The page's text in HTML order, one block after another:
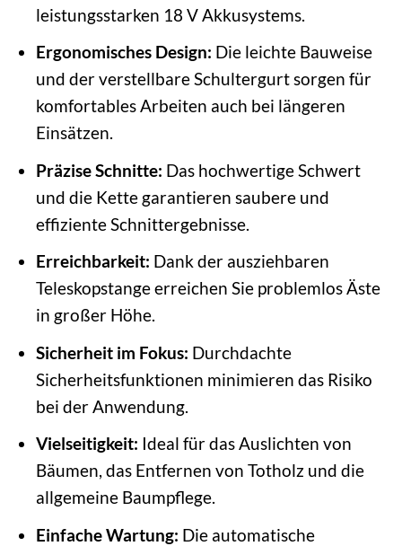
leistungsstarken 18 V Akkusystems.
Ergonomisches Design: Die leichte Bauweise
und der verstellbare Schultergurt sorgen für
komfortables Arbeiten auch bei längeren
Einsätzen.
Präzise Schnitte: Das hochwertige Schwert
und die Kette garantieren saubere und
effiziente Schnittergebnisse.
Erreichbarkeit: Dank der ausziehbaren
Teleskopstange erreichen Sie problemlos Äste
in großer Höhe.
Sicherheit im Fokus: Durchdachte
Sicherheitsfunktionen minimieren das Risiko
bei der Anwendung.
Vielseitigkeit: Ideal für das Auslichten von
Bäumen, das Entfernen von Totholz und die
allgemeine Baumpflege.
Einfache Wartung: Die automatische